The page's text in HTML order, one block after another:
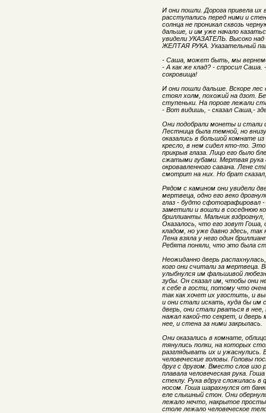
И они пошли. Дорога привела
расступались перед ними и
солнца не проникал сквозь
дальше, и им уже начало
увидели УКАЗАТЕЛЬ. Высоко над
ЖЕЛТАЯ РУКА. Указательный
- Саша, может быть, мы
- А как же клад? - спросил
сокровища!
И они пошли дальше. Вскоре
стоял холм, похожий на дзот.
ступеньки. На пороге лежали
- Вот видишь, - сказал Саша,-
Они подобрали монеты и стали
Лестница была темной, но
оказались в большой комнате
кресло, в нем сидел кто-то.
прикрыв глаза. Лицо его было
сжатыми губами. Мертвая рука
окровавленного савана. Лене
смотрит на них. Но брат
Рядом с камином они увидели
мертвеца, одно его веко
глаз - будто сфотографировал
заметили и вошли в соседнюю
бриллианты. Мальчик
Оказалось, что его зовут
кладом, но уже давно здесь,
Лена взяла у него один
Ребята поняли, что это была
Неожиданно дверь
кого они считали за мертвеца.
улыбнулся им фальшивой
зубы. Он сказал им, чтобы они
к себе в гости, потому что
так как хочет их угостить, и
и они стали искать, куда бы
дверь, они стали рваться в
нажал какой-то секрет, и
нее, и стена за ними закрылась.
Они оказались в комнате,
тянулись полки, на которых
разглядывать их и ужаснулись.
человеческие головы. Головы
друг с другом. Вместо слов изо
плавала человеческая рука.
стеклу. Рука вдруг сложилась
носом. Гоша шарахнулся от
еле слышный стон. Они
лежало нечто, накрытое
столе лежало человеческое